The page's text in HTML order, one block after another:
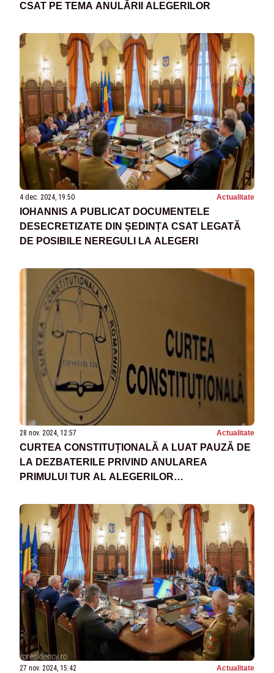
CSAT PE TEMA ANULĂRII ALEGERILOR
4 dec. 2024, 19:50 Actualitate
IOHANNIS A PUBLICAT DOCUMENTELE
DESECRETIZATE DIN ȘEDINȚA CSAT LEGATĂ
DE POSIBILE NEREGULI LA ALEGERI
28 nov. 2024, 12:57 Actualitate
CURTEA CONSTITUȚIONALĂ A LUAT PAUZĂ DE
LA DEZBATERILE PRIVIND ANULAREA
PRIMULUI TUR AL ALEGERILOR
27 nov. 2024, 15:42 Actualitate